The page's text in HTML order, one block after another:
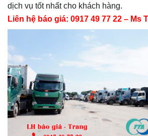
dịch vụ tốt nhất cho khách hàng.
Liên hệ báo giá: 0917 49 77 22 – Ms